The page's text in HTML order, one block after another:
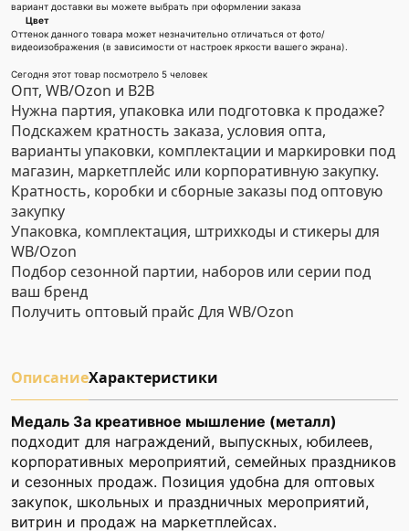
вариант доставки вы можете выбрать при оформлении заказа
Цвет
Оттенок данного товара может незначительно отличаться от фото/
видеоизображения (в зависимости от настроек яркости вашего экрана).
Сегодня этот товар посмотрело 5 человек
Опт, WB/Ozon и B2B
Нужна партия, упаковка или подготовка к продаже?
Подскажем кратность заказа, условия опта,
варианты упаковки, комплектации и маркировки под
магазин, маркетплейс или корпоративную закупку.
Кратность, коробки и сборные заказы под оптовую
закупку
Упаковка, комплектация, штрихкоды и стикеры для
WB/Ozon
Подбор сезонной партии, наборов или серии под
ваш бренд
Получить оптовый прайс Для WB/Ozon
ОписаниеХарактеристики
Медаль За креативное мышление (металл)
подходит для награждений, выпускных, юбилеев,
корпоративных мероприятий, семейных праздников
и сезонных продаж. Позиция удобна для оптовых
закупок, школьных и праздничных мероприятий,
витрин и продаж на маркетплейсах.